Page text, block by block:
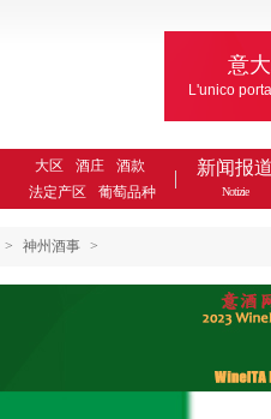
意
L'unico
大区 酒庄
酒款
法定产区
葡萄品种
新闻报道
Notizie
> 神州酒事 >